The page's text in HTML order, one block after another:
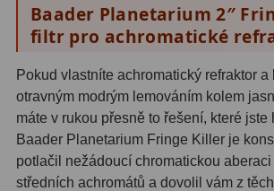
OIII 3
SII2
Planetární
Proti světelnému znečištění6
Baader Planetarium 2″
filtr pro achromatické
Pokud vlastníte achromatický refraktor a
otravným modrým lemováním kolem
máte v rukou přesně to řešení, které jste
Baader Planetarium Fringe Killer je
potlačil nežádoucí chromatickou aberaci
středních achromátů a dovolil vám z